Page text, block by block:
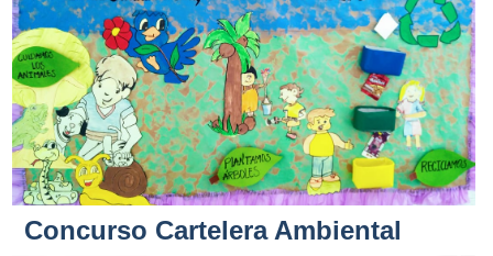
Concurso Cartelera Ambiental